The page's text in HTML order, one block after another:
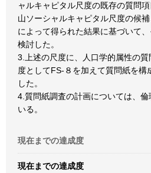
ャルキャピタル尺度の既存の質問
山ソーシャルキャピタル尺度の候
によって得られた結果に基づいて
検討した。
3.上述の尺度に、人口学的属性の
度としてFS-８を加えて質問紙を構
した。
4.質問紙調査の計画については、
いる。
現在までの達成度
現在までの達成度